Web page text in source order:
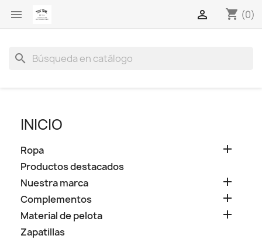
 shopping_cart (0)

search
INICIO
Ropa 
Productos destacados
Nuestra marca

Complementos 
Material de pelota 
Zapatillas